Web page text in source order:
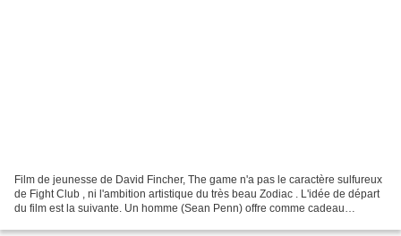
Film de jeunesse de David Fincher, The game n'a pas le caractère sulfureux
de Fight Club , ni l'ambition artistique du très beau Zodiac . L'idée de départ
du film est la suivante. Un homme (Sean Penn) offre comme cadeau